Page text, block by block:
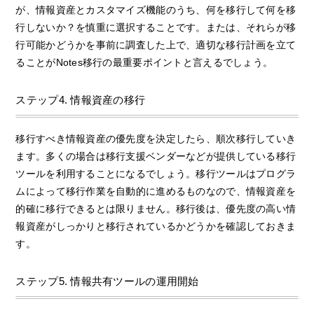
が、情報資産とカスタマイズ機能のうち、何を移行して何を移
行しないか？を慎重に選択することです。または、それらが移
行可能かどうかを事前に調査した上で、適切な移行計画を立て
ることがNotes移行の最重要ポイントと言えるでしょう。
ステップ4. 情報資産の移行
移行すべき情報資産の優先度を決定したら、順次移行していき
ます。多くの場合は移行支援ベンダーなどが提供している移行
ツールを利用することになるでしょう。移行ツールはプログラ
ムによって移行作業を自動的に進めるものなので、情報資産を
的確に移行できるとは限りません。移行後は、優先度の高い情
報資産がしっかりと移行されているかどうかを確認しておきま
す。
ステップ5. 情報共有ツールの運用開始